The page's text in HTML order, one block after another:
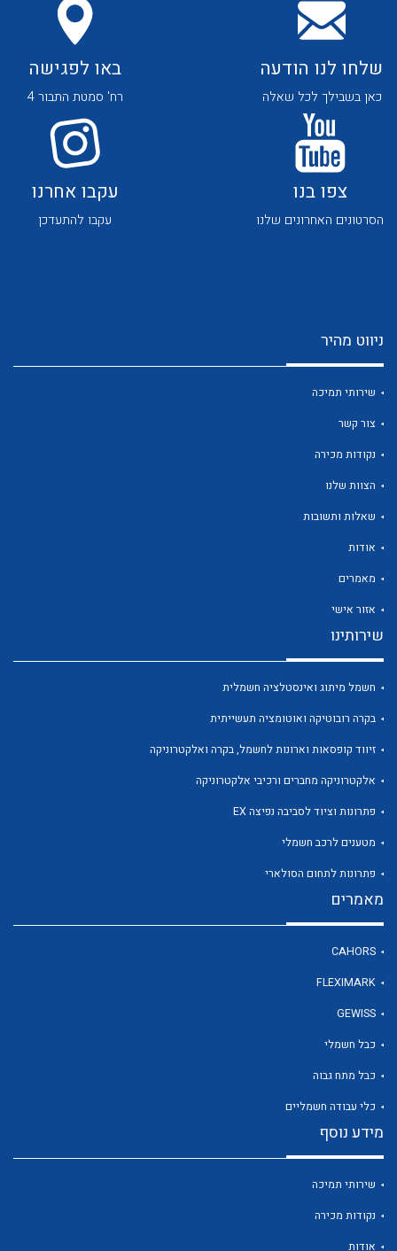
לכל מוצרי היצרן לכל מוצרי היצרן
לכל מוצרי היצרן לכל מוצרי היצרן
לכל מוצרי היצרן
לכל מוצרי היצרן
שלחו לנו הודעה
כאן בשבילך לכל שאלה
באו לפגישה
רח' סמטת התבור 4
צפו בנו
הסרטונים האחרונים שלנו
עקבו אחרנו
עקבו להתעדכן
ניווט מהיר
שירותי תמיכה
צור קשר
נקודות מכירה
הצוות שלנו
שאלות ותשובות
אודות
מאמרים
אזור אישי
שירותינו
חשמל מיתוג ואינסטלציה חשמלית
בקרה רובוטיקה ואוטומציה תעשייתית
זיווד קופסאות וארונות לחשמל, בקרה ואלקטרוניקה
אלקטרוניקה מחברים ורכיבי אלקטרוניקה
פתרונות וציוד לסביבה נפיצה EX
מטענים לרכב חשמלי
פתרונות לתחום הסולארי
מאמרים
CAHORS
FLEXIMARK
GEWISS
כבל חשמלי
כבל מתח גבוה
כלי עבודה חשמליים
מידע נוסף
שירותי תמיכה
נקודות מכירה
אודות